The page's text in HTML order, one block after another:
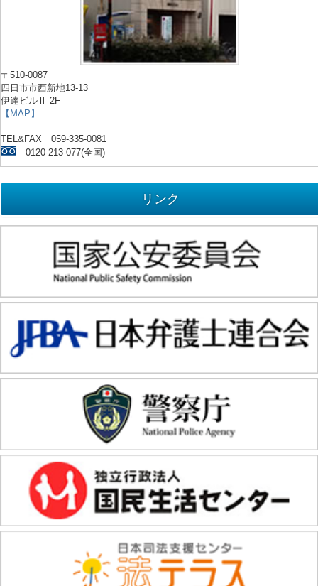
〒510-0087
四日市市西新地13-13
伊達ビルⅡ 2F
【MAP】
TEL&FAX 059-335-0081
0120-213-077(全国)
リンク